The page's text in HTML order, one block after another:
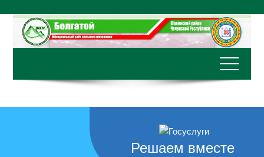
содержимому
Решаем вместе